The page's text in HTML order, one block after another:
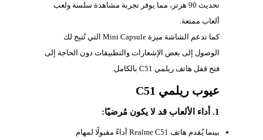
تحديث 90 هرتز، مما يوفر تجربة مشاهدة سلسة ولعب
ألعاب ممتعة.
كما تدعم الشاشة ميزة Mini Capsule التي تُتيح لك
الوصول إلى بعض الإشعارات والتطبيقات دون الحاجة إلى
فتح قفل هاتف ريلمي C51 بالكامل.
عيوب ريلمي C51
1. أداء الألعاب قد لا يكون مُرضيًا:
بينما يُقدم هاتف Realme C51 أداءً مقبولًا لمهام